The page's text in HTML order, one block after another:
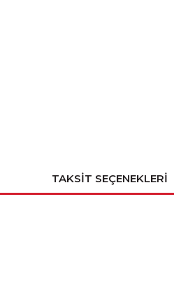
TAKSIT SEÇENEKLERI